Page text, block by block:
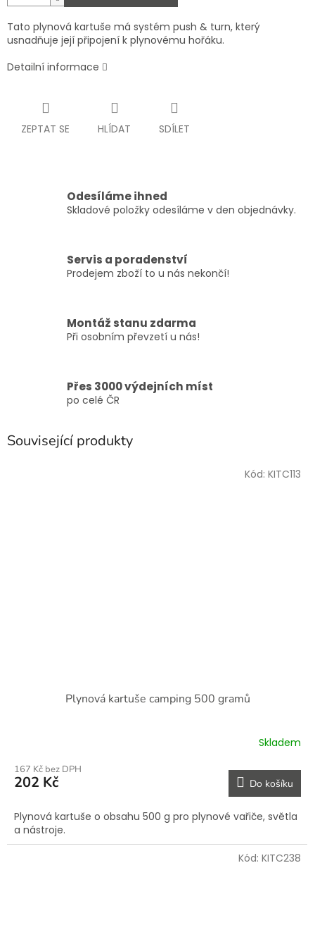
Tato plynová kartuše má systém push & turn, který
usnadňuje její připojení k plynovému hořáku.
Detailní informace
ZEPTAT SE HLÍDAT SDÍLET
Odesíláme ihned
Skladové položky odesíláme v den objednávky.
Servis a poradenství
Prodejem zboží to u nás nekončí!
Montáž stanu zdarma
Při osobním převzetí u nás!
Přes 3000 výdejních míst
po celé ČR
Související produkty
Plynová kartuše camping 500 gramů
Skladem
167 Kč bez DPH
202 Kč Do košíku
Plynová kartuše o obsahu 500 g pro plynové vařiče, světla
a nástroje.
Kód: KITC113
Kód: KITC238